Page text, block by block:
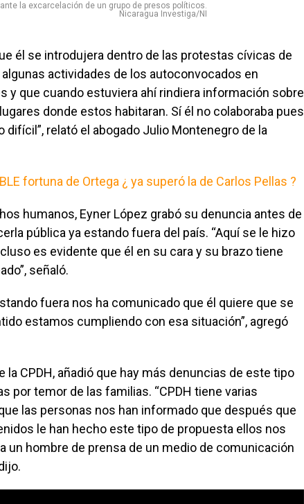
la excarcelación de un grupo de presos políticos.
Nicaragua Investiga/NI
él se introdujera dentro de las protestas cívicas de
actividades de los autoconvocados en
y que cuando estuviera ahí rindiera información sobre
donde estos habitaran. Sí él no colaboraba pues
difícil”, relató el abogado Julio Montenegro de la
fortuna de Ortega ¿ ya superó la de Carlos Pellas ?
humanos, Eyner López grabó su denuncia antes de
pública ya estando fuera del país. “Aquí se le hizo
es evidente que él en su cara y su brazo tiene
señaló.
fuera nos ha comunicado que él quiere que se
estamos cumpliendo con esa situación”, agregó
la CPDH, añadió que hay más denuncias de este tipo
por temor de las familias. “CPDH tiene varias
las personas nos han informado que después que
le han hecho este tipo de propuesta ellos nos
un hombre de prensa de un medio de comunicación